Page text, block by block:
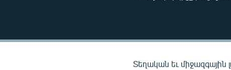
ՍՊՈՐՏ
Տեղական եւ միջազգային